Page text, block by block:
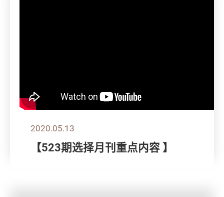
2020.05.13
【523期选择月刊重点内容 】